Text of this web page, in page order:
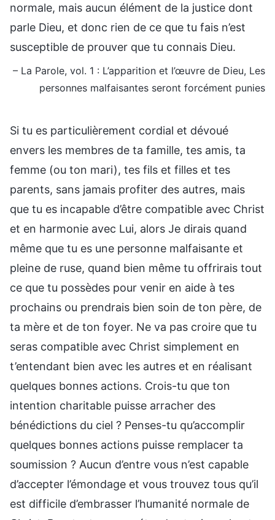
normale, mais aucun élément de la justice dont
parle Dieu, et donc rien de ce que tu fais n’est
susceptible de prouver que tu connais Dieu.
– La Parole, vol. 1 : L’apparition et l’œuvre de Dieu, Les
personnes malfaisantes seront forcément punies
Si tu es particulièrement cordial et dévoué
envers les membres de ta famille, tes amis, ta
femme (ou ton mari), tes fils et filles et tes
parents, sans jamais profiter des autres, mais
que tu es incapable d’être compatible avec Christ
et en harmonie avec Lui, alors Je dirais quand
même que tu es une personne malfaisante et
pleine de ruse, quand bien même tu offrirais tout
ce que tu possèdes pour venir en aide à tes
prochains ou prendrais bien soin de ton père, de
ta mère et de ton foyer. Ne va pas croire que tu
seras compatible avec Christ simplement en
t’entendant bien avec les autres et en réalisant
quelques bonnes actions. Crois-tu que ton
intention charitable puisse arracher des
bénédictions du ciel ? Penses-tu qu’accomplir
quelques bonnes actions puisse remplacer ta
soumission ? Aucun d’entre vous n’est capable
d’accepter l’émondage et vous trouvez tous qu’il
est difficile d’embrasser l’humanité normale de